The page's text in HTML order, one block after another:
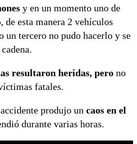
y en un momento uno de
de esta manera 2 vehículos
un tercero no pudo hacerlo y se
resultaron heridas, pero no
fatales.
produjo un caos en el
durante varias horas.